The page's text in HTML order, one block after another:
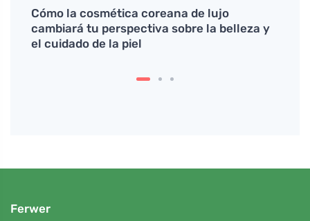
Cómo la cosmética coreana de lujo
cambiará tu perspectiva sobre la belleza y
el cuidado de la piel
Ferwer